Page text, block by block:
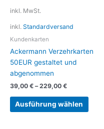
inkl. MwSt.
inkl. Standardversand
Kundenkarten
Ackermann Verzehrkarten
50EUR gestaltet und
abgenommen
39,00 € –229,00 €
Ausführung wählen